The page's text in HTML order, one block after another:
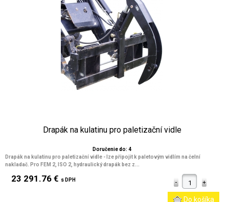
Drapák na kulatinu pro paletizační vidle
Doručenie do: 4
Drapák na kulatinu pro paletizační vidle - lze připojit k paletovým vidlím na čelní
nakladač. Pro FEM 2, ISO 2, hydraulický drapák bez z...
23 291.76 € s DPH